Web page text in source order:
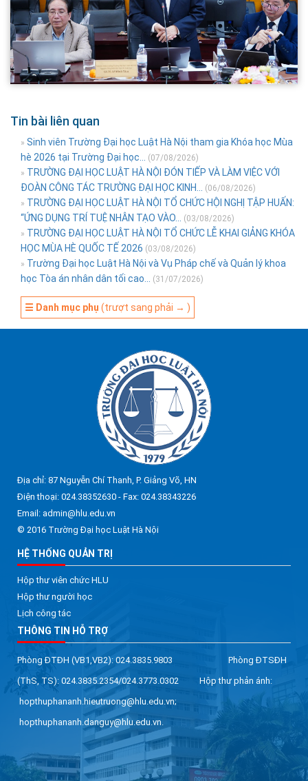
Tin bài liên quan
» Sinh viên Trường Đại học Luật Hà Nội tham gia Khóa học Mùa
hè 2026 tại Trường Đại học...
(07/08/2026)
» TRƯỜNG ĐẠI HỌC LUẬT HÀ NỘI ĐÓN TIẾP VÀ LÀM VIỆC VỚI
ĐOÀN CÔNG TÁC TRƯỜNG ĐẠI HỌC KINH...
(06/08/2026)
» TRƯỜNG ĐẠI HỌC LUẬT HÀ NỘI TỔ CHỨC HỘI NGHỊ TẬP HUẤN:
“ỨNG DỤNG TRÍ TUỆ NHÂN TẠO VÀO...
(03/08/2026)
» TRƯỜNG ĐẠI HỌC LUẬT HÀ NỘI TỔ CHỨC LỄ KHAI GIẢNG KHÓA
HỌC MÙA HÈ QUỐC TẾ 2026 (03/08/2026)
» Trường Đại học Luật Hà Nội và Vụ Pháp chế và Quản lý khoa
học Tòa án nhân dân tối cao...
(31/07/2026)
☰ Danh mục phụ (trượt sang phải → )
Địa chỉ: 87 Nguyễn Chí Thanh, P. Giảng Võ, HN
Điện thoại: 024.38352630 - Fax: 024.38343226
Email: admin@hlu.edu.vn
© 2016 Trường Đại học Luật Hà Nội
HỆ THỐNG QUẢN TRỊ
Hộp thư viên chức HLU
Hộp thư người học
Lịch công tác
THÔNG TIN HỖ TRỢ
Phòng ĐTĐH (VB1,VB2): 024.3835.9803 Phòng ĐTSĐH
(ThS, TS): 024.3835.2354/024.3773.0302 Hộp thư phản ánh:
hopthuphananh.hieutruong@hlu.edu.vn;
hopthuphananh.danguy@hlu.edu.vn.